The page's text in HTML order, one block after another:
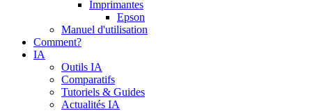
Imprimantes
Epson
Manuel d'utilisation
Comment?
IA
Outils IA
Comparatifs
Tutoriels & Guides
Actualités IA